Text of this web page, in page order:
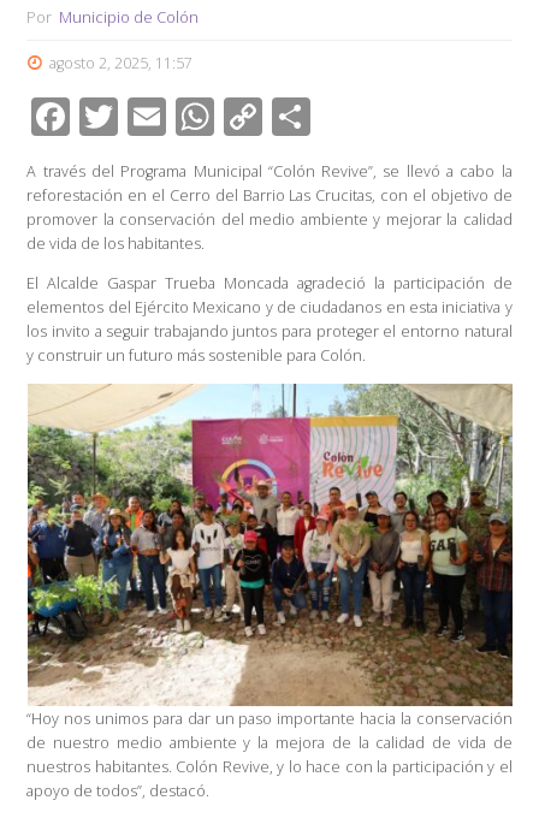
Por Municipio de Colón
agosto 2, 2025, 11:57
F
ac
e
b
o
o
k
T
wi
tt
er
E
m
ail
W
h
at
s
A
p
p
C
o
p
y
Li
n
k
o
m
p
ar
tir
A través del Programa Municipal “Colón Revive”, se llevó a cabo la
reforestación en el Cerro del Barrio Las Crucitas, con el objetivo de
promover la conservación del medio ambiente y mejorar la calidad
de vida de los habitantes.
El Alcalde Gaspar Trueba Moncada agradeció la participación de
elementos del Ejército Mexicano y de ciudadanos en esta iniciativa y
los invito a seguir trabajando juntos para proteger el entorno natural
y construir un futuro más sostenible para Colón.
“Hoy nos unimos para dar un paso importante hacia la conservación
de nuestro medio ambiente y la mejora de la calidad de vida de
nuestros habitantes. Colón Revive, y lo hace con la participación y el
apoyo de todos”, destacó.